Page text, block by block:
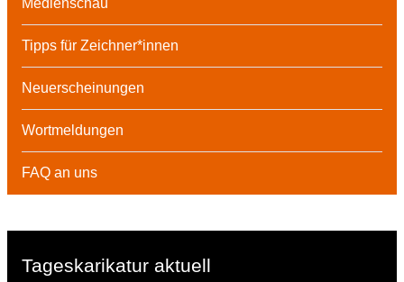
Medienschau
Tipps für Zeichner*innen
Neuerscheinungen
Wortmeldungen
FAQ an uns
Tageskarikatur aktuell